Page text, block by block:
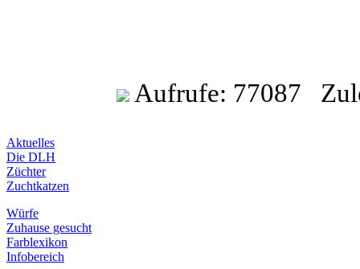
Aufrufe: 77087
Aktuelles
Die DLH
Züchter
Zuchtkatzen
Würfe
Zuhause gesucht
Farblexikon
Infobereich